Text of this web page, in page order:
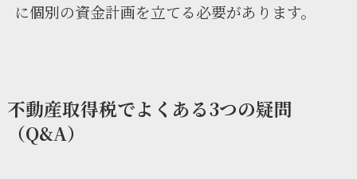
に個別の資金計画を立てる必要があります。
不動産取得税でよくある3つの疑問
（Q&A）